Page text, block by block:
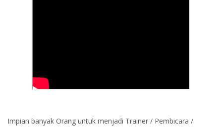
Impian banyak Orang untuk menjadi Trainer / Pembicara /